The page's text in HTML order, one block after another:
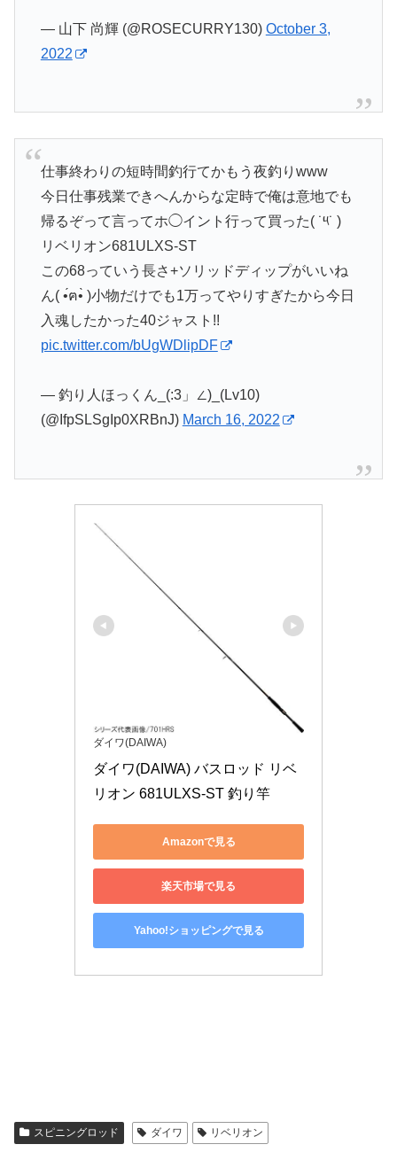
— 山下 尚輝 (@ROSECURRY130) October 3,
2022
仕事終わりの短時間釣行てかもう夜釣りwww
今日仕事残業できへんからな定時で俺は意地でも
帰るぞって言ってホ◯イント行って買った( ˙༥˙ )
リベリオン681ULXS-ST
この68っていう長さ+ソリッドディップがいいね
ん( •́ฅ•̀ )小物だけでも1万ってやりすぎたから今日
入魂したかった40ジャスト!!
pic.twitter.com/bUgWDlipDF
— 釣り人ほっくん_(:3」∠)_(Lv10)
(@IfpSLSgIp0XRBnJ) March 16, 2022
ダイワ(DAIWA)
ダイワ(DAIWA) バスロッド リベ
リオン 681ULXS-ST 釣り竿
Amazonで見る
楽天市場で見る
Yahoo!ショッピングで見る
スピニングロッド ダイワ リベリオン